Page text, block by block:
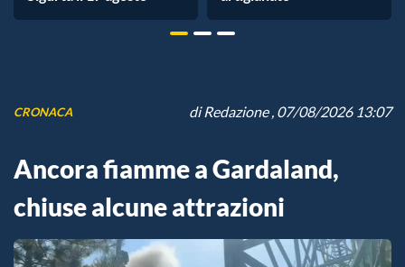
CRONACA diRedazione, 07/08/2026 13:07
Ancora fiamme a Gardaland,
chiuse alcune attrazioni